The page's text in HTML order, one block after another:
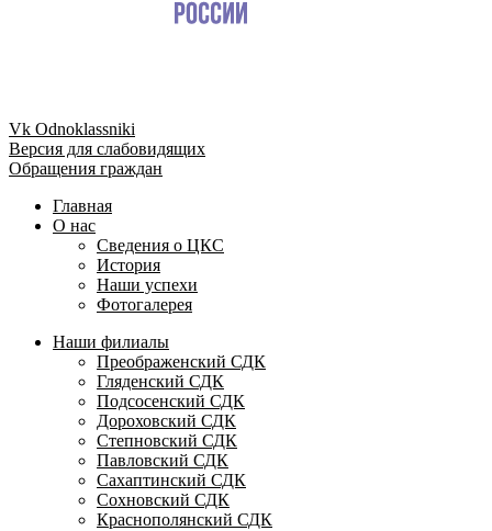
Vk Odnoklassniki
Версия для слабовидящих
Обращения граждан
Главная
О нас
Сведения о ЦКС
История
Наши успехи
Фотогалерея
Наши филиалы
Преображенский СДК
Гляденский СДК
Подсосенский СДК
Дороховский СДК
Степновский СДК
Павловский СДК
Сахаптинский СДК
Сохновский СДК
Краснополянский СДК